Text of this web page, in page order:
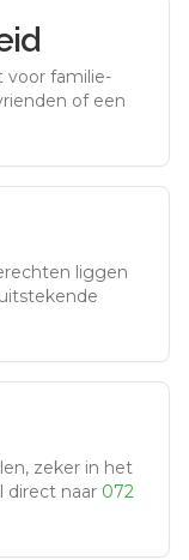
voor familie-
of een
liggen
zeker in het
direct naar 072